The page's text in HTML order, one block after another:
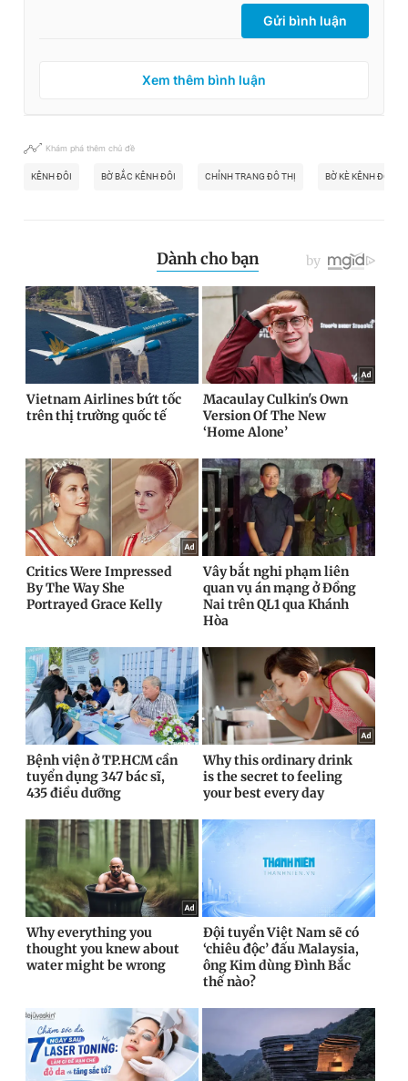
Gửi bình luận
Xem thêm bình luận
Khám phá thêm chủ đề
KÊNH ĐÔI BỜ BẮC KÊNH ĐÔI CHỈNH TRANG ĐÔ THỊ BỜ KÈ KÊNH ĐÔI